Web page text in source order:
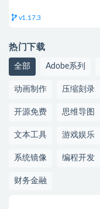
v1.17.3
热门下载
全部 Adobe系列
动画制作 压缩刻录
开源免费 思维导图
文本工具 游戏娱乐
系统镜像 编程开发
财务金融